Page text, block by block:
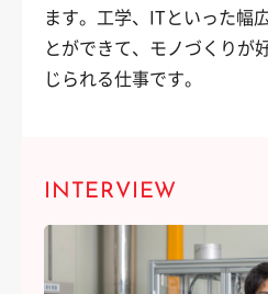
ます。工学、ITといった幅
とができて、モノづくりが
じられる仕事です。
INTERVIEW